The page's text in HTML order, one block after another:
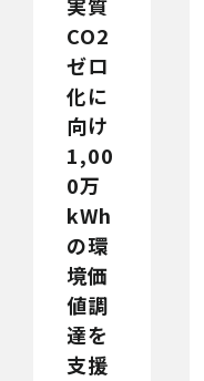
CO2
ゼロ
化に
向け
1,00
0万
kWh
の環
境価
値調
達を
支援